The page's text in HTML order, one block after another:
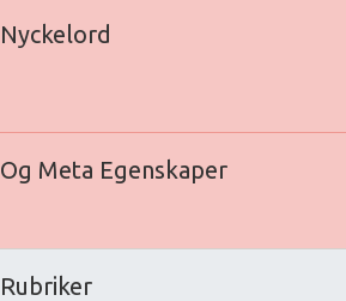
Nyckelord
Og Meta Egenskaper
Rubriker